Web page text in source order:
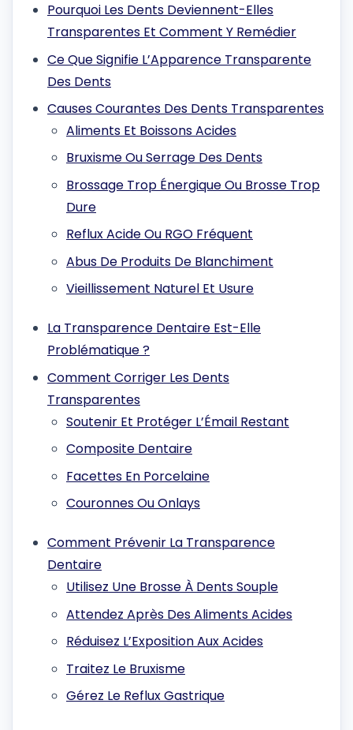
Pourquoi Les Dents Deviennent-Elles
Transparentes Et Comment Y Remédier
Ce Que Signifie L’Apparence Transparente
Des Dents
Causes Courantes Des Dents Transparentes
Aliments Et Boissons Acides
Bruxisme Ou Serrage Des Dents
Brossage Trop Énergique Ou Brosse Trop
Dure
Reflux Acide Ou RGO Fréquent
Abus De Produits De Blanchiment
Vieillissement Naturel Et Usure
La Transparence Dentaire Est-Elle
Problématique ?
Comment Corriger Les Dents
Transparentes
Soutenir Et Protéger L’Émail Restant
Composite Dentaire
Facettes En Porcelaine
Couronnes Ou Onlays
Comment Prévenir La Transparence
Dentaire
Utilisez Une Brosse À Dents Souple
Attendez Après Des Aliments Acides
Réduisez L’Exposition Aux Acides
Traitez Le Bruxisme
Gérez Le Reflux Gastrique